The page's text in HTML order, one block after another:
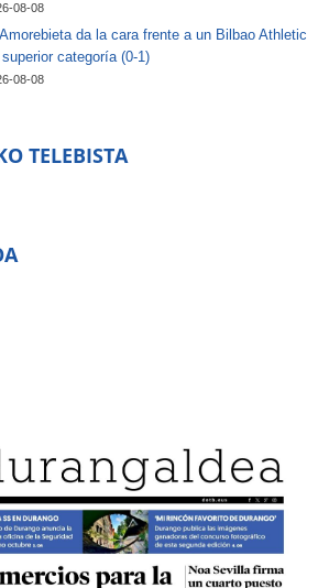
08-08
da la cara frente a un Bilbao Athletic
categoría (0-1)
08-08
TELEBISTA